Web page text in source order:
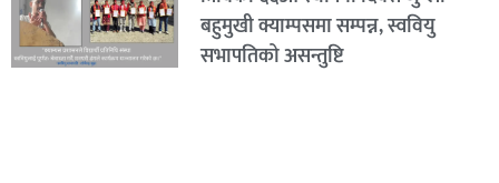
बहुमुखी क्याम्पसमा सम्पन्न, स्ववियु
सभापतिको असन्तुष्टि